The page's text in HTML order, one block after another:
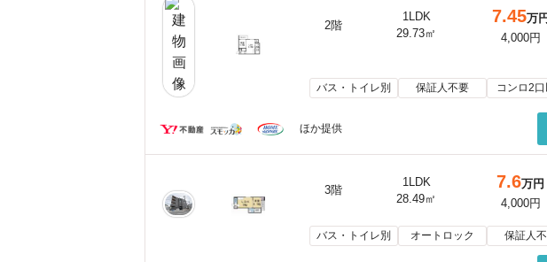
2階
1LDK
29.73㎡
7.45万
4,000円
バス・トイレ別 保証人不要 コンロ2
ほか提供
3階
1LDK
28.49㎡
7.6万円
4,000円
バス・トイレ別 オートロック 保証人